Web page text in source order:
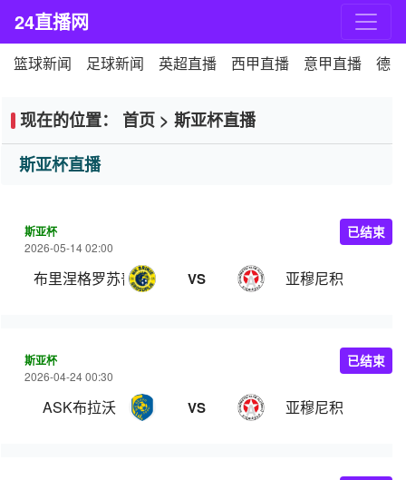
24直播网
篮球新闻 足球新闻 英超直播 西甲直播 意甲直播 德
现在的位置： 首页 > 斯亚杯直播
斯亚杯直播
斯亚杯
2026-05-14 02:00
布里涅格罗苏普列 VS 亚穆尼积
已结束
斯亚杯
2026-04-24 00:30
ASK布拉沃 VS 亚穆尼积
已结束